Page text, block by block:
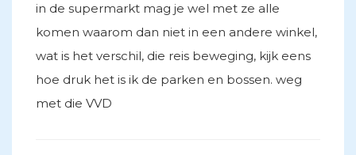
in de supermarkt mag je wel met ze alle
komen waarom dan niet in een andere winkel,
wat is het verschil, die reis beweging, kijk eens
hoe druk het is ik de parken en bossen. weg
met die VVD